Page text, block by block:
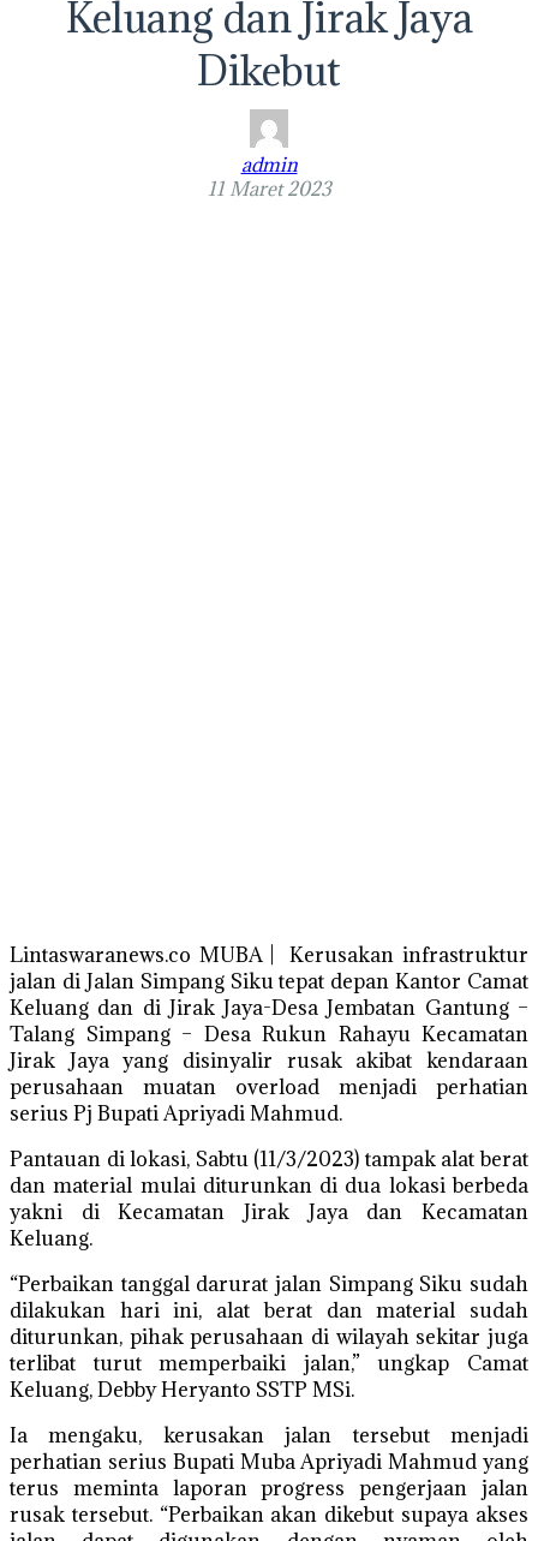
Keluang dan Jirak Jaya
Dikebut
admin
11 Maret 2023
Lintaswaranews.co MUBA | Kerusakan infrastruktur
jalan di Jalan Simpang Siku tepat depan Kantor Camat
Keluang dan di Jirak Jaya-Desa Jembatan Gantung –
Talang Simpang – Desa Rukun Rahayu Kecamatan
Jirak Jaya yang disinyalir rusak akibat kendaraan
perusahaan muatan overload menjadi perhatian
serius Pj Bupati Apriyadi Mahmud.
Pantauan di lokasi, Sabtu (11/3/2023) tampak alat berat
dan material mulai diturunkan di dua lokasi berbeda
yakni di Kecamatan Jirak Jaya dan Kecamatan
Keluang.
“Perbaikan tanggal darurat jalan Simpang Siku sudah
dilakukan hari ini, alat berat dan material sudah
diturunkan, pihak perusahaan di wilayah sekitar juga
terlibat turut memperbaiki jalan,” ungkap Camat
Keluang, Debby Heryanto SSTP MSi.
Ia mengaku, kerusakan jalan tersebut menjadi
perhatian serius Bupati Muba Apriyadi Mahmud yang
terus meminta laporan progress pengerjaan jalan
rusak tersebut. “Perbaikan akan dikebut supaya akses